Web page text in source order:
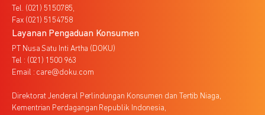
Tel. (021) 5150785,
Fax (021) 5154758
Layanan Pengaduan Konsumen
PT Nusa Satu Inti Artha (DOKU)
Tel : (021) 1500 963
Email : care@doku.com
Direktorat Jenderal Perlindungan Konsumen dan Tertib Niaga,
Kementrian Perdagangan Republik Indonesia,